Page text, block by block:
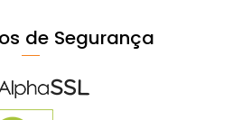
de Segurança